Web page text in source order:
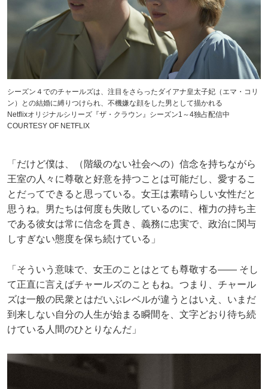
シーズン４でのチャールズは、注目をさらったダイアナ皇太子妃（エマ・コリ
ン）との結婚に縛りつけられ、不機嫌な顔をした男として描かれる
Netflixオリジナルシリーズ『ザ・クラウン』シーズン1～4独占配信中
COURTESY OF NETFLIX
「だけど僕は、（階級のない社会への）信念を持ちながら
王室の人々に尊敬と好意を持つことは可能だし、愛するこ
とだってできると思っている。女王は素晴らしい女性だと
思うね。男たちは何度も失敗しているのに、権力の持ち主
である彼女は常に信念を貫き、義務に忠実で、政治に関与
しすぎない態度を保ち続けている」
「そういう意味で、女王のことはとても尊敬する―― そし
て正直に言えばチャールズのこともね。つまり、チャール
ズは一般の民衆とはだいぶレベルが違うとはいえ、いまだ
到来しない自分の人生が始まる瞬間を、文字どおり待ち続
けている人間のひとりなんだ」